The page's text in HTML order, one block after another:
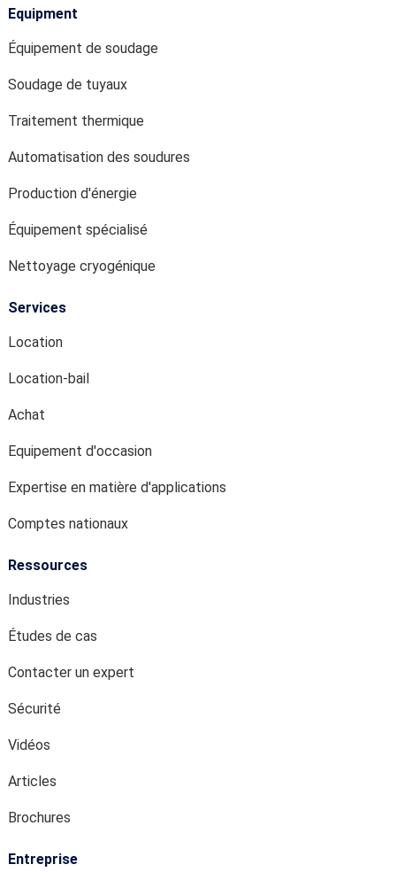
Equipment
Équipement de soudage
Soudage de tuyaux
Traitement thermique
Automatisation des soudures
Production d'énergie
Équipement spécialisé
Nettoyage cryogénique
Services
Location
Location-bail
Achat
Equipement d'occasion
Expertise en matière d'applications
Comptes nationaux
Ressources
Industries
Études de cas
Contacter un expert
Sécurité
Vidéos
Articles
Brochures
Entreprise